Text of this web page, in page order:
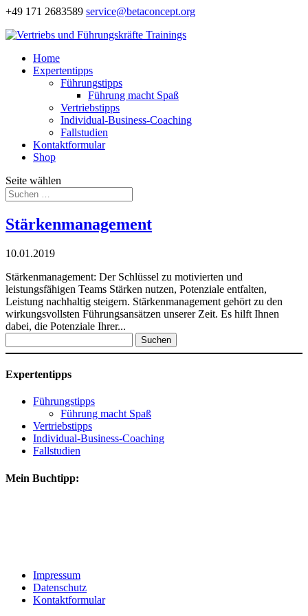
+49 171 2683589 service@betaconcept.org
Home
Expertentipps
Führungstipps
Führung macht Spaß
Vertriebstipps
Individual-Business-Coaching
Fallstudien
Kontaktformular
Shop
Seite wählen
Stärkenmanagement
10.01.2019
Stärkenmanagement: Der Schlüssel zu motivierten und
leistungsfähigen Teams Stärken nutzen, Potenziale entfalten,
Leistung nachhaltig steigern. Stärkenmanagement gehört zu den
wirkungsvollsten Führungsansätzen unserer Zeit. Es hilft Ihnen
dabei, die Potenziale Ihrer...
nach:
Expertentipps
Führungstipps
Führung macht Spaß
Vertriebstipps
Individual-Business-Coaching
Fallstudien
Mein Buchtipp:
Impressum
Datenschutz
Kontaktformular